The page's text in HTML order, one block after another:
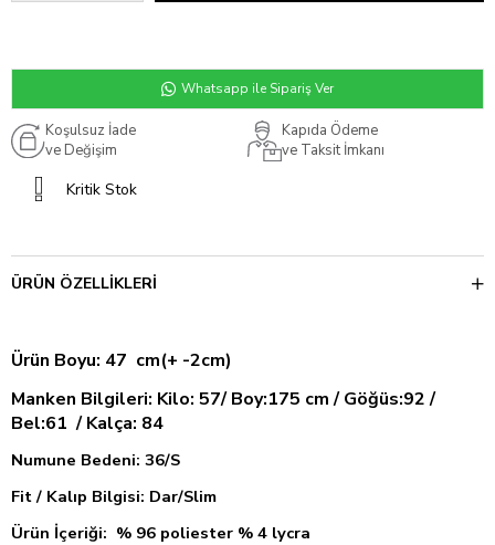
Whatsapp ile Sipariş Ver
Koşulsuz İade
ve Değişim
Kapıda Ödeme
ve Taksit İmkanı
Kritik Stok
ÜRÜN ÖZELLIKLERI
Ürün Boyu: 47 cm(+ -2cm)
Manken Bilgileri: Kilo: 57/ Boy:175 cm / Göğüs:92 /
Bel:61 / Kalça: 84
Numune Bedeni: 36/S
Fit / Kalıp Bilgisi: Dar/Slim
Ürün İçeriği: % 96 poliester % 4 lycra